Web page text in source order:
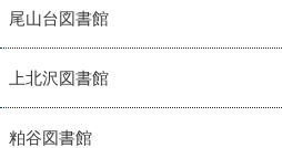
尾山台図書館
上北沢図書館
粕谷図書館